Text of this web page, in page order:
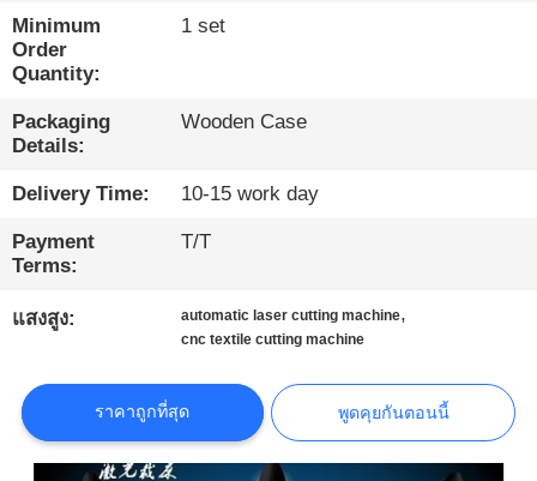
กับ
เรา
ทัวร์
โรงงาน
ควบคุม
คุณภาพ
Minimum
Order
Quantity:
1 set
Packaging
Details:
Wooden Case
Delivery Time: 10-15 work day
Payment
Terms:
T/T
แสงสูง: automatic laser cutting machine,
cnc textile cutting machine
ราคาถูกที่สุด พูดคุยกันตอนนี้